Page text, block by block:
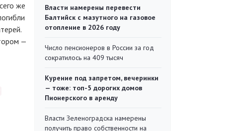
же
—
Власти намерены перевести
Балтийск с мазутного на газовое
отопление в 2026 году
Число пенсионеров в России за год
сократилось на 409 тысяч
Курение под запретом, вечеринки
— тоже: топ-5 дорогих домов
Пионерского в аренду
Власти Зеленоградска намерены
получить право собственности на